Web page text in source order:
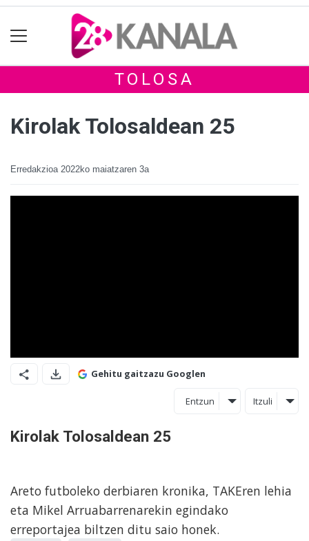
TOLOSA
Kirolak Tolosaldean 25
Erredakzioa 2022ko maiatzaren 3a
Gehitu gaitzazu Googlen
Entzun Itzuli
Kirolak Tolosaldean 25
Areto futboleko derbiaren kronika, TAKEren lehia
eta Mikel Arruabarrenarekin egindako
erreportajea biltzen ditu saio honek.